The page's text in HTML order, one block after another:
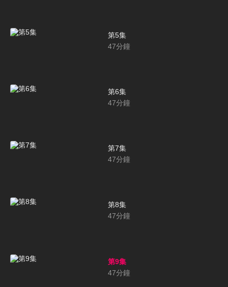
第5集
47分鐘
第6集
47分鐘
第7集
47分鐘
第8集
47分鐘
第9集
47分鐘